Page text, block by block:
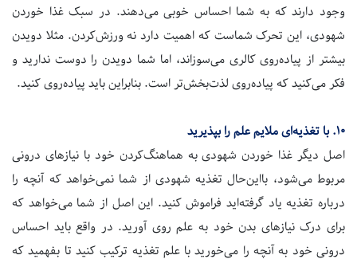
وجود دارند که به شما احساس خوبی می‌دهند. در سبک غذا خوردن
شهودی، این تحرک شماست که اهمیت دارد نه ورزش‌کردن. مثلا دویدن
بیشتر از پیاده‌روی کالری می‌سوزاند، اما شما دویدن را دوست ندارید و
فکر می‌کنید که پیاده‌روی لذت‌بخش‌تر است. بنابراین باید پیاده‌روی کنید.
۱۰. با تغذیه‌ای ملایم علم را بپذیرید
اصل دیگر غذا خوردن شهودی به هماهنگ‌کردن خود با نیازهای درونی
مربوط می‌شود، بااین‌حال تغذیه شهودی از شما نمی‌خواهد که آنچه را
درباره تغذیه یاد گرفته‌اید فراموش کنید. این اصل از شما می‌خواهد که
برای درک نیازهای بدن خود به علم روی آورید. در واقع باید احساس
درونی خود به آنچه را می‌خورید با علم تغذیه ترکیب کنید تا بفهمید که